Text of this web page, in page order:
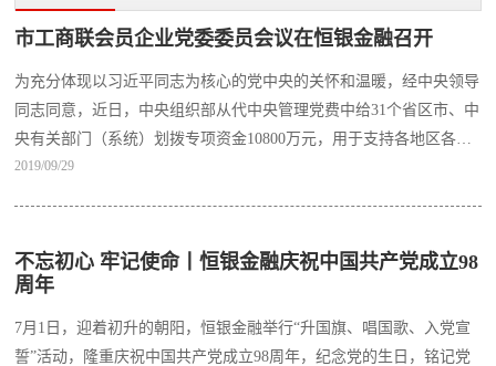
市工商联会员企业党委委员会议在恒银金融召开
为充分体现以习近平同志为核心的党中央的关怀和温暖，经中央领导
同志同意，近日，中央组织部从代中央管理党费中给31个省区市、中
央有关部门（系统）划拨专项资金10800万元，用于支持各地区各有
关部门（系统）开展新型冠状病毒感染的肺炎疫情防控工作。
2019/09/29
不忘初心 牢记使命丨恒银金融庆祝中国共产党成立98
周年
7月1日，迎着初升的朝阳，恒银金融举行“升国旗、唱国歌、入党宣
誓”活动，隆重庆祝中国共产党成立98周年，纪念党的生日，铭记党